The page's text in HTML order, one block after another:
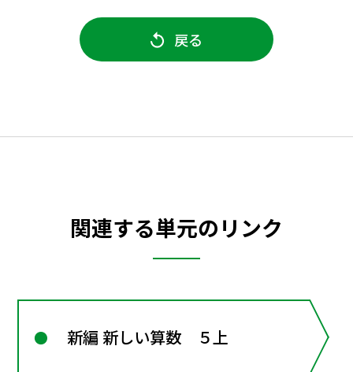
戻る
関連する単元のリンク
新編 新しい算数 ５上